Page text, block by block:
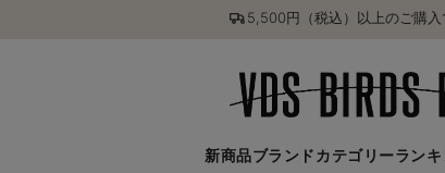
5,500円（税込）以上のご購
新商品ブランド カテゴリーラン